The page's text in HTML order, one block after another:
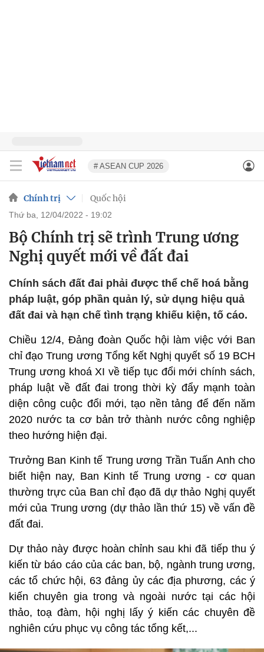
# ASEAN CUP 2026
Chính trị Quốc hội
thứ ba, 12/04/2022 - 19:02
Bộ Chính trị sẽ trình Trung ương
Nghị quyết mới về đất đai
Chính sách đất đai phải được thể chế hoá bằng
pháp luật, góp phần quản lý, sử dụng hiệu quả
đất đai và hạn chế tình trạng khiếu kiện, tố cáo.
Chiều 12/4, Đảng đoàn Quốc hội làm việc với Ban
chỉ đạo Trung ương Tổng kết Nghị quyết số 19 BCH
Trung ương khoá XI về tiếp tục đổi mới chính sách,
pháp luật về đất đai trong thời kỳ đẩy mạnh toàn
diện công cuộc đổi mới, tạo nền tảng để đến năm
2020 nước ta cơ bản trở thành nước công nghiệp
theo hướng hiện đại.
Trưởng Ban Kinh tế Trung ương Trần Tuấn Anh cho
biết hiện nay, Ban Kinh tế Trung ương - cơ quan
thường trực của Ban chỉ đạo đã dự thảo Nghị quyết
mới của Trung ương (dự thảo lần thứ 15) về vấn đề
đất đai.
Dự thảo này được hoàn chỉnh sau khi đã tiếp thu ý
kiến từ báo cáo của các ban, bộ, ngành trung ương,
các tổ chức hội, 63 đảng ủy các địa phương, các ý
kiến chuyên gia trong và ngoài nước tại các hội
thảo, toạ đàm, hội nghị lấy ý kiến các chuyên đề
nghiên cứu phục vụ công tác tổng kết,...